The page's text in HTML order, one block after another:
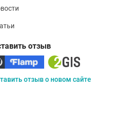
отзыв
отзыв о новом сайте